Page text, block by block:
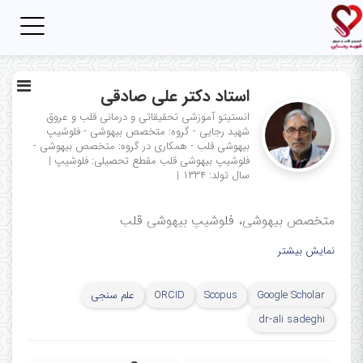
استاد دکتر علی صادقی
انستیتو آموزشی تحقیقاتی و درمانی قلب و عروق
شهید رجایی - گروه: متخصص بیهوشی - فلوشیپ
بیهوشی قلب - همکاری در گروه: متخصص بیهوشی -
فلوشیپ بیهوشی قلب مقطع تحصیلی: فلوشیپ |
سال تولد: ۱۳۳۴
|
متخصص بیهوشی، فلوشیپ بیهوشی قلب
نمایش بیشتر
Google Scholar
Scopus
ORCID
علم سنجی
dr-ali sadeghi